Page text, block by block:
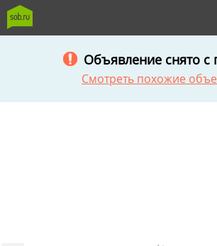
Объявление снято с
Смотреть похожие